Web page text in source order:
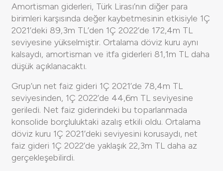
Amortisman giderleri, Türk Lirası’nın diğer para
birimleri karşısında değer kaybetmesinin etkisiyle 1Ç
2021’deki 89,3m TL’den 1Ç 2022’de 172,4m TL
seviyesine yükselmiştir. Ortalama döviz kuru aynı
kalsaydı, amortisman ve itfa giderleri 81,1m TL daha
düşük açıklanacaktı.
Grup’un net faiz gideri 1Ç 2021’de 78,4m TL
seviyesinden, 1Ç 2022’de 44,6m TL seviyesine
geriledi. Net faiz giderindeki bu toparlanmada
konsolide borçluluktaki azalış etkili oldu. Ortalama
döviz kuru 1Ç 2021’deki seviyesini korusaydı, net
faiz gideri 1Ç 2022’de yaklaşık 22,3m TL daha az
gerçekleşebilirdi.